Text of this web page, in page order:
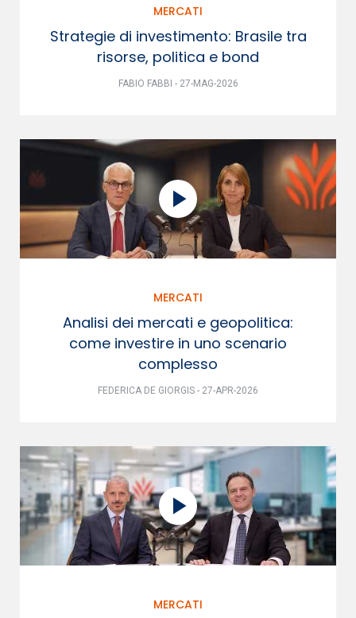
MERCATI
Strategie di investimento: Brasile tra
risorse, politica e bond
FABIO FABBI - 27-MAG-2026
MERCATI
Analisi dei mercati e geopolitica:
come investire in uno scenario
complesso
FEDERICA DE GIORGIS - 27-APR-2026
MERCATI